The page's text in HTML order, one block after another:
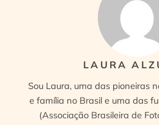
LAURA
Sou Laura, uma das pioneiras
e família no Brasil e uma das
(Associação Brasileira de